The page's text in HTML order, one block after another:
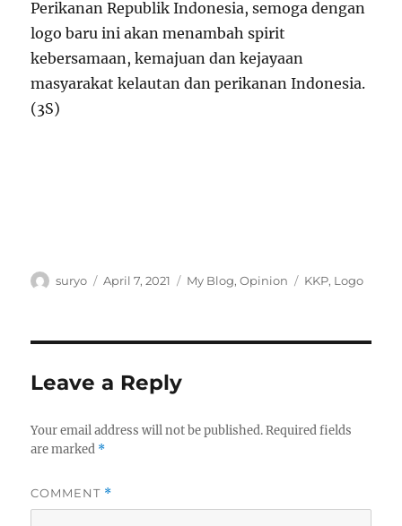
Perikanan Republik Indonesia, semoga dengan
logo baru ini akan menambah spirit
kebersamaan, kemajuan dan kejayaan
masyarakat kelautan dan perikanan Indonesia.
(3S)
Author
suryo
Posted
April 7, 2021 Categories
My Blog,Opinion Tags
KKP, Logo
Leave a Reply
Your email address will not be published. Required fields
are marked *
COMMENT *